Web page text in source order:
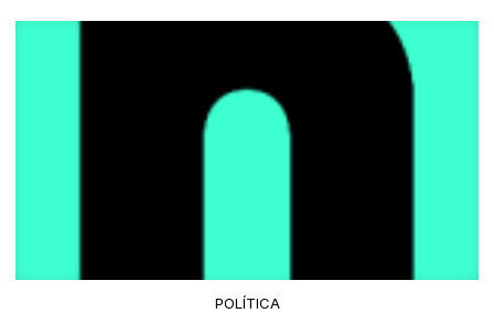
POLÍTICA